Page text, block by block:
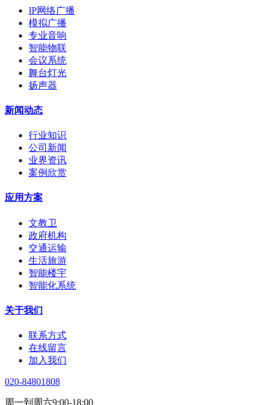
IP网络广播
模拟广播
专业音响
智能物联
会议系统
舞台灯光
扬声器
新闻动态
行业知识
公司新闻
业界资讯
案例欣赏
应用方案
文教卫
政府机构
交通运输
生活旅游
智能楼宇
智能化系统
关于我们
联系方式
在线留言
加入我们
020-84801808
周一到周六9:00-18:00